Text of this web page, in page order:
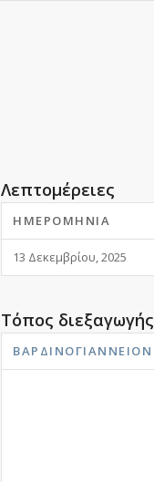
Λεπτομέρειες
ΗΜΕΡΟΜΗΝΊΑ
13 Δεκεμβρίου, 2025
Τόπος διεξαγωγής